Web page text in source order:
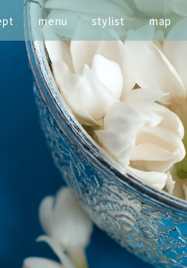
menu stylist map